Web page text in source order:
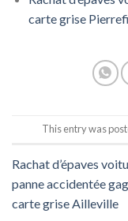
carte grise
This entry was
Rachat d’épaves
panne accidentée
carte grise Ailleville